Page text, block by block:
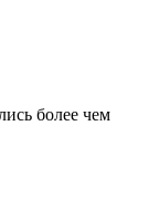
более чем